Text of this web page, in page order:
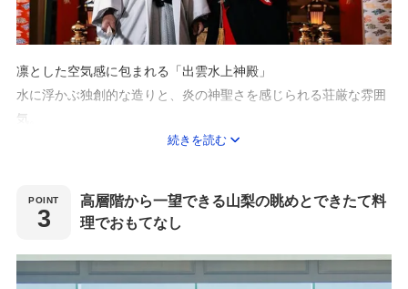
凛とした空気感に包まれる「出雲水上神殿」
水に浮かぶ独創的な造りと、炎の神聖さを感じられる荘厳な雰囲
気。
縁結びで有名な出雲大社より分社された神聖な空間で日本の伝統
天候に左右されず、移動もスムーズに行うことができます。
続きを読む
高層階から一望できる山梨の眺めとできたて料
理でおもてなし